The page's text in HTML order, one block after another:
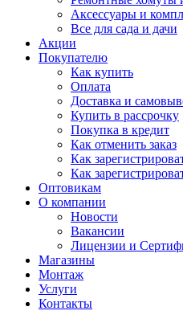
Аксессуары и
Все для сада и дачи
Акции
Покупателю
Как купить
Оплата
Доставка и
Купить в рассрочку
Покупка в кредит
Как отменить заказ
Как
Как
Оптовикам
О компании
Новости
Вакансии
Лицензии и
Магазины
Монтаж
Услуги
Контакты